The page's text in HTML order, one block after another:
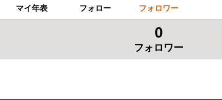
マイ年表 フォロー フォロワー
0
フォロワー